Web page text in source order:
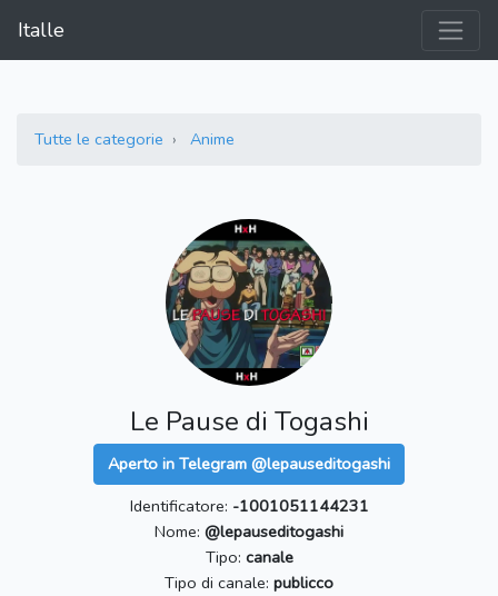
Italle
Tutte le categorie Anime
Le Pause di Togashi
Aperto in Telegram @lepauseditogashi
Identificatore: -1001051144231
Nome: @lepauseditogashi
Tipo: canale
Tipo di canale: publicco